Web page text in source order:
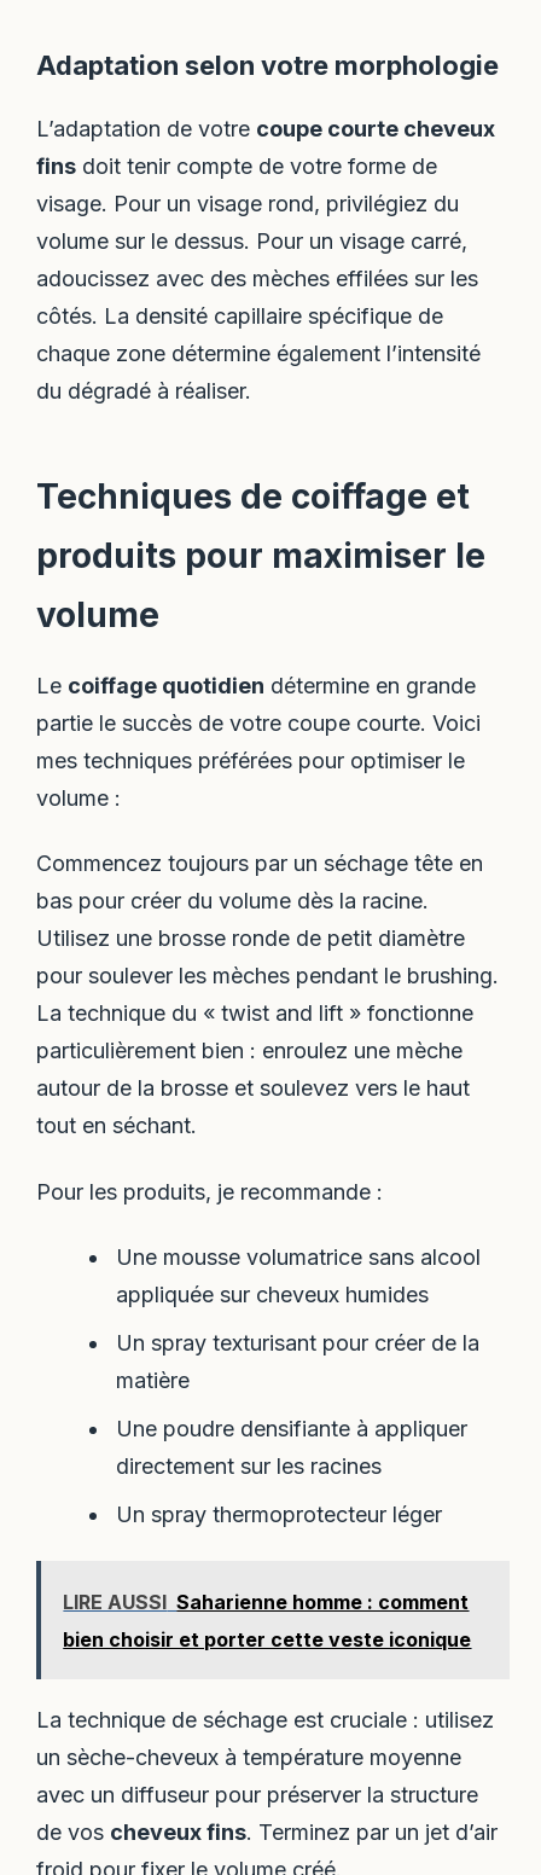
Adaptation selon votre morphologie
L’adaptation de votre coupe courte cheveux
fins doit tenir compte de votre forme de
visage. Pour un visage rond, privilégiez du
volume sur le dessus. Pour un visage carré,
adoucissez avec des mèches effilées sur les
côtés. La densité capillaire spécifique de
chaque zone détermine également l’intensité
du dégradé à réaliser.
Techniques de coiffage et
produits pour maximiser le
volume
Le coiffage quotidien détermine en grande
partie le succès de votre coupe courte. Voici
mes techniques préférées pour optimiser le
volume :
Commencez toujours par un séchage tête en
bas pour créer du volume dès la racine.
Utilisez une brosse ronde de petit diamètre
pour soulever les mèches pendant le brushing.
La technique du « twist and lift » fonctionne
particulièrement bien : enroulez une mèche
autour de la brosse et soulevez vers le haut
tout en séchant.
Pour les produits, je recommande :
Une mousse volumatrice sans alcool
appliquée sur cheveux humides
Un spray texturisant pour créer de la
matière
Une poudre densifiante à appliquer
directement sur les racines
Un spray thermoprotecteur léger
LIRE AUSSI Saharienne homme : comment
bien choisir et porter cette veste iconique
La technique de séchage est cruciale : utilisez
un sèche-cheveux à température moyenne
avec un diffuseur pour préserver la structure
de vos cheveux fins. Terminez par un jet d’air